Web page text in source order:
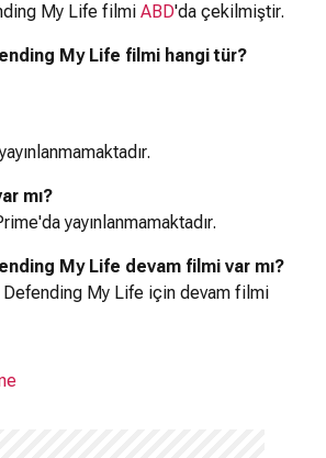
My Life filmi ABD'da çekilmiştir.
My Life filmi hangi tür?
mı?
yayınlanmamaktadır.
My Life devam filmi var mı?
Defending My Life için devam filmi